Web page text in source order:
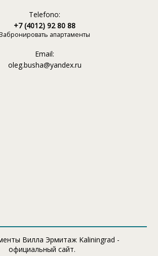
Telefono:
+7 (4012) 92 80 88
Забронировать апартаменты
Email:
oleg.busha@yandex.ru
Вилла Эрмитаж Kaliningrad -
официальный сайт.